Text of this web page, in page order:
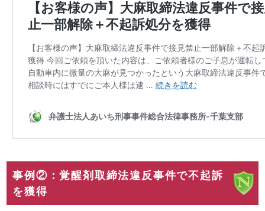
事例②：覚醒剤取締法違反事件で不起訴
を獲得